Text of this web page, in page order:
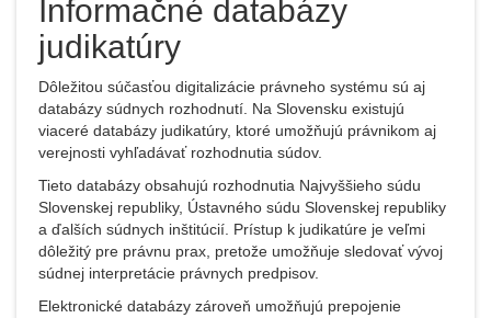
Informačné databázy
judikatúry
Dôležitou súčasťou digitalizácie právneho systému sú aj
databázy súdnych rozhodnutí. Na Slovensku existujú
viaceré databázy judikatúry, ktoré umožňujú právnikom aj
verejnosti vyhľadávať rozhodnutia súdov.
Tieto databázy obsahujú rozhodnutia Najvyššieho súdu
Slovenskej republiky, Ústavného súdu Slovenskej republiky
a ďalších súdnych inštitúcií. Prístup k judikatúre je veľmi
dôležitý pre právnu prax, pretože umožňuje sledovať vývoj
súdnej interpretácie právnych predpisov.
Elektronické databázy zároveň umožňujú prepojenie